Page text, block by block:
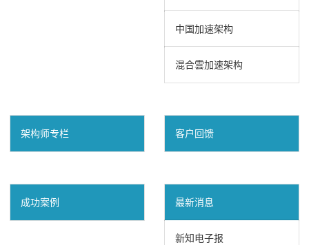
中国加速架构
混合雲加速架构
架构师专栏 客户回馈
成功案例 最新消息
新知电子报